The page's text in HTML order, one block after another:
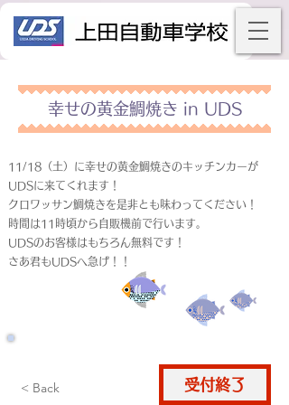
幸せの黄金鯛焼き in UDS
11/18（土）に幸せの黄金鯛焼きのキッチンカーが
UDSに来てくれます！
クロワッサン鯛焼きを是非とも味わってください！
時間は11時頃から自販機前で行います。
UDSのお客様はもちろん無料です！
さあ君もUDSへ急げ！！
< Back 仮申込
受付終了